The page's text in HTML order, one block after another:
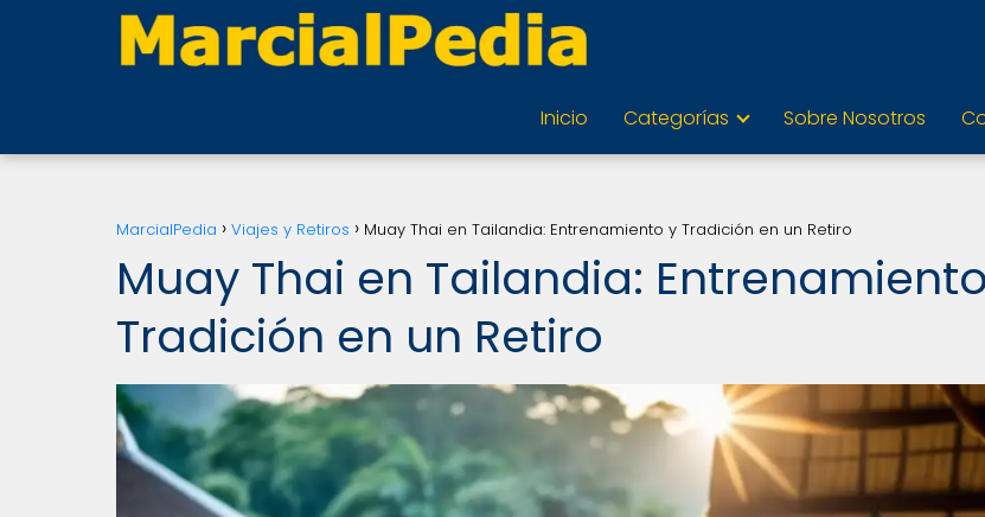
Inicio Categorías Sobre Nosotros
MarcialPedia Viajes y Retiros Muay Thai en Tailandia: Entrenamiento y Tradición en un Retiro
Muay Thai en Tailandia:
Tradición en un Retiro